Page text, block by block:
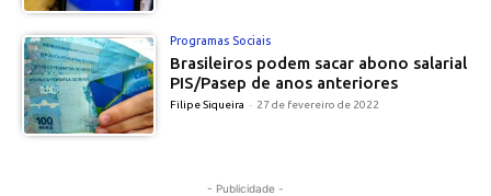
Programas Sociais
Brasileiros podem sacar abono salarial
PIS/Pasep de anos anteriores
Filipe Siqueira - 27 de fevereiro de 2022
- Publicidade -